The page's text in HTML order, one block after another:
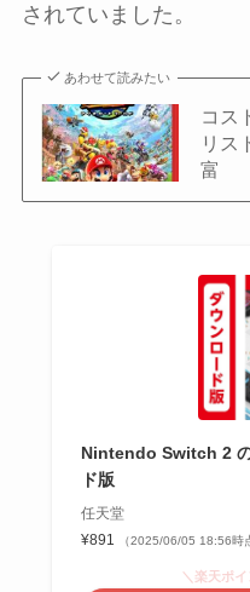
されていました。
あわせて読みたい
コス
リス
富
Nintendo Switch 2
ド版
任天堂
¥891
（2025/06/05 18:56時
＼楽天ポ